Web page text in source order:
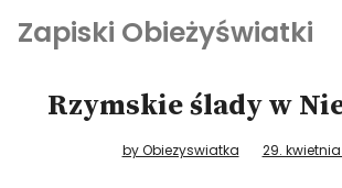
Zapiski Obieżyświatki
Kultura i sztuka
Rzymskie ślady w
by Obiezyswiatka 29. kwietnia